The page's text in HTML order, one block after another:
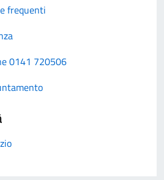
frequenti
0141 720506